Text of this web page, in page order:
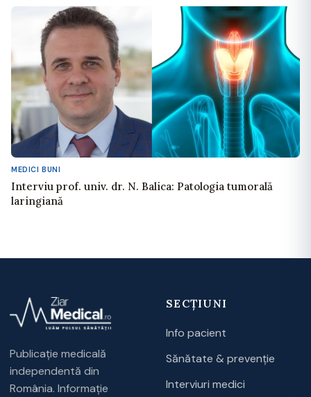
MEDICI BUNI
Interviu prof. univ. dr. N. Balica: Patologia tumorală
laringiană
Publicație medicală
independentă din
România. Informație
SECȚIUNI
Info pacient
Sănătate & prevenție
Interviuri medici